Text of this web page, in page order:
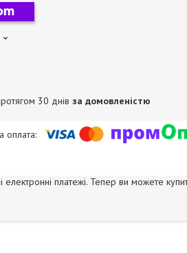
30 днів за домовленістю
електронні платежі. Тепер ви можете